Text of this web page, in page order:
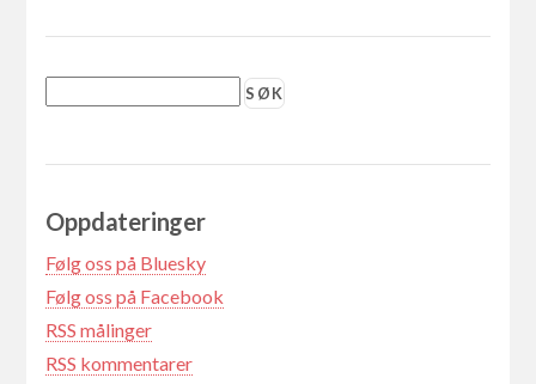
Oppdateringer
Følg oss på Bluesky
Følg oss på Facebook
RSS målinger
RSS kommentarer